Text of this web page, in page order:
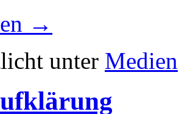
→
unter Medien